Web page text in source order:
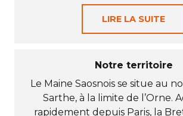
LIRE LA SUITE
Notre territoire
Le Maine Saosnois se situe au
Sarthe, à la limite de l’Orne.
rapidement depuis Paris, la